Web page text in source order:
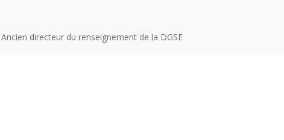
directeur du renseignement de la DGSE